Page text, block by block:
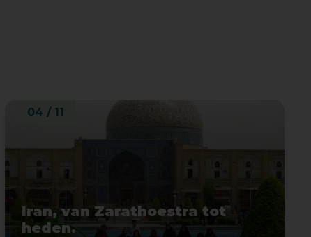
Iran, van Zarathoestra tot
heden.
04 / 11